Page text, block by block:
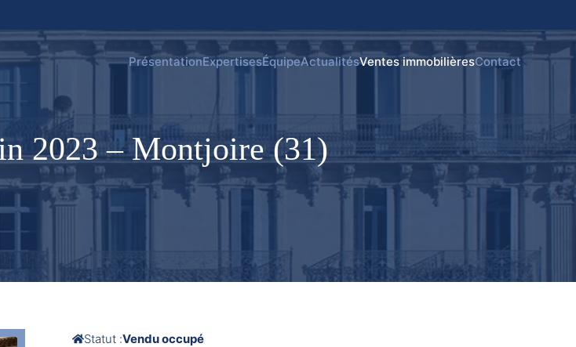
PrésentationExpertisesÉquipeActualitésVentes immobilièresContact
2023 – Montjoire (31)
Statut :Vendu occupé